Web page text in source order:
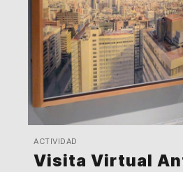
ACTIVIDAD
Visita Virtual